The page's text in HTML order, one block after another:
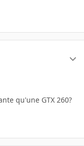
qu'une GTX 260?